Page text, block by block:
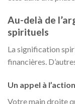
Au-delà de
spirituels
La signification
financières.
Un appel à l’action
Votre main droite